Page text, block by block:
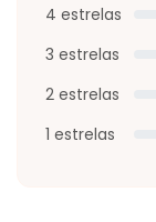
4 estrelas
3 estrelas
2 estrelas
1 estrelas